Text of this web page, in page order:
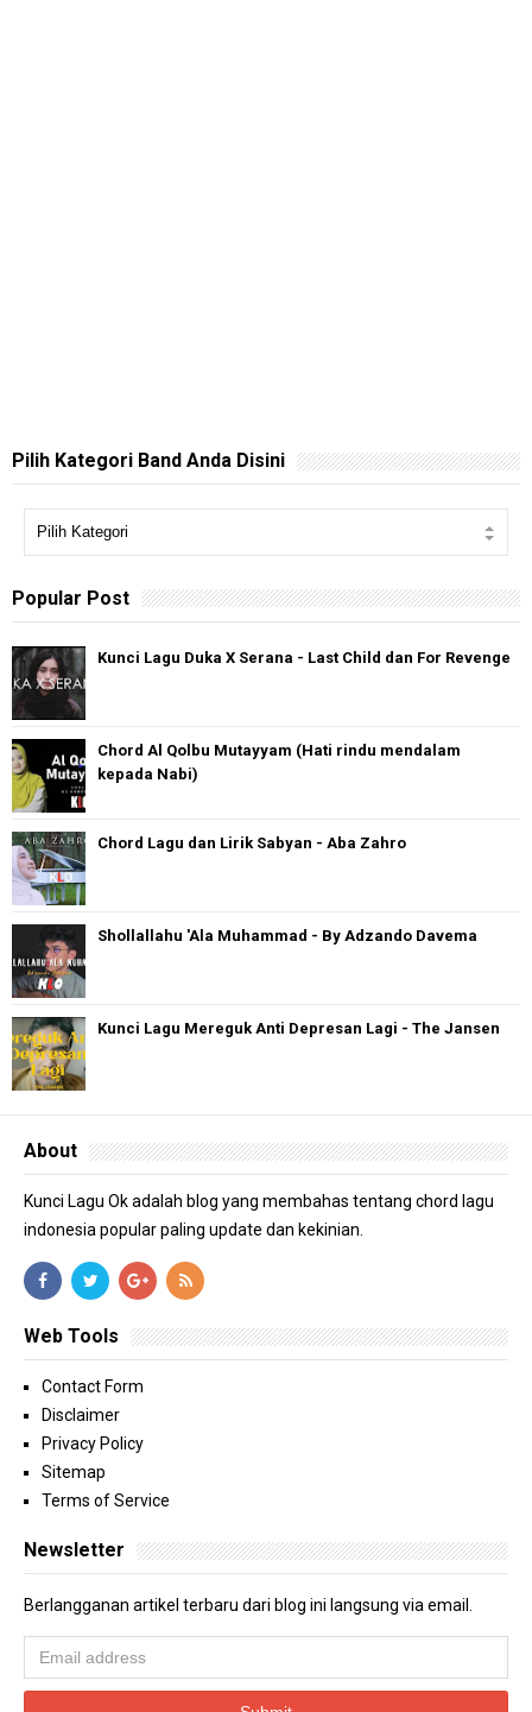
Pilih Kategori Band Anda Disini
Popular Post
Kunci Lagu Duka X Serana - Last Child dan For Revenge
Chord Al Qolbu Mutayyam (Hati rindu mendalam
kepada Nabi)
Chord Lagu dan Lirik Sabyan - Aba Zahro
Shollallahu 'Ala Muhammad - By Adzando Davema
Kunci Lagu Mereguk Anti Depresan Lagi - The Jansen
About
Kunci Lagu Ok adalah blog yang membahas tentang chord lagu
indonesia popular paling update dan kekinian.
Web Tools
Contact Form
Disclaimer
Privacy Policy
Sitemap
Terms of Service
Newsletter
Berlangganan artikel terbaru dari blog ini langsung via email.